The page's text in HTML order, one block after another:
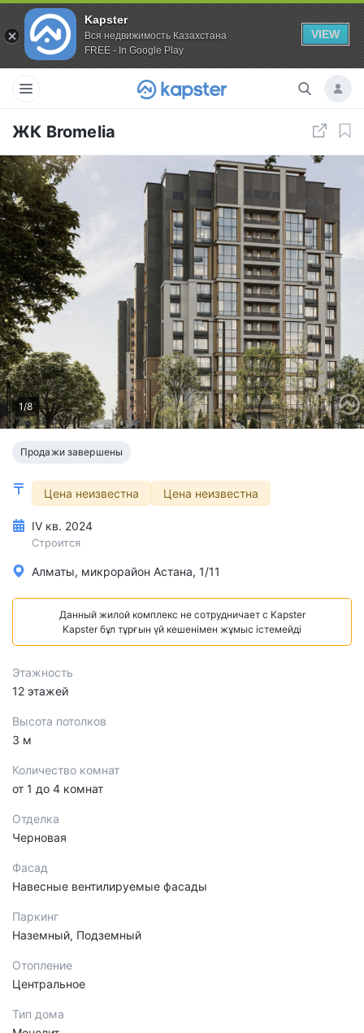
Kapster
Вся недвижимость Казахстана
FREE - In Google Play
VIEW
ЖК Bromelia
1/8
Продажи завершены
Цена неизвестна Цена неизвестна
IV кв. 2024
Строится
Алматы, микрорайон Астана, 1/11
Данный жилой комплекс не сотрудничает с Kapster
Kapster бұл тұрғын үй кешенімен жұмыс істемейді
Этажность
12 этажей
Высота потолков
3 м
Количество комнат
от 1 до 4 комнат
Отделка
Черновая
Фасад
Навесные вентилируемые фасады
Паркинг
Наземный, Подземный
Отопление
Центральное
Тип дома